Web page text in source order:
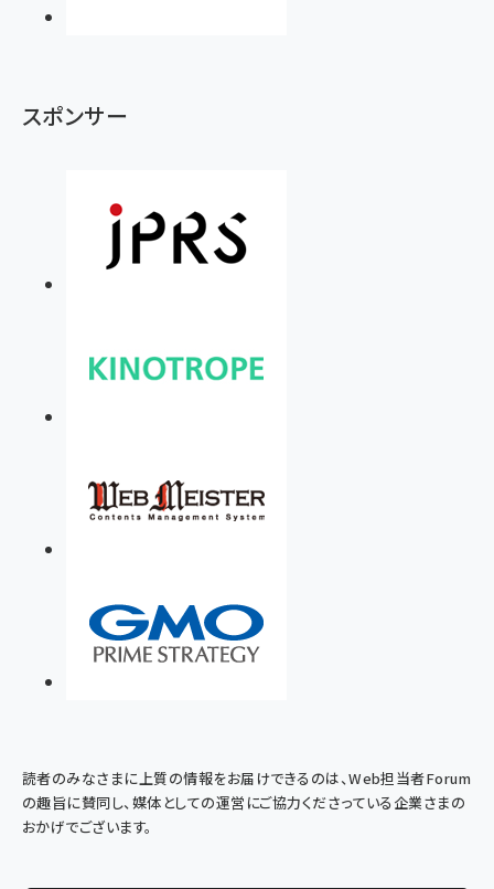
スポンサー
読者のみなさまに上質の情報をお届けできるのは、Web担当者Forum
の趣旨に賛同し、媒体としての運営にご協力くださっている企業さまの
おかげでございます。